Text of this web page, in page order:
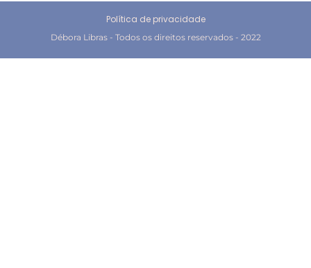
Política de privacidade
Débora Libras - Todos os direitos reservados - 2022